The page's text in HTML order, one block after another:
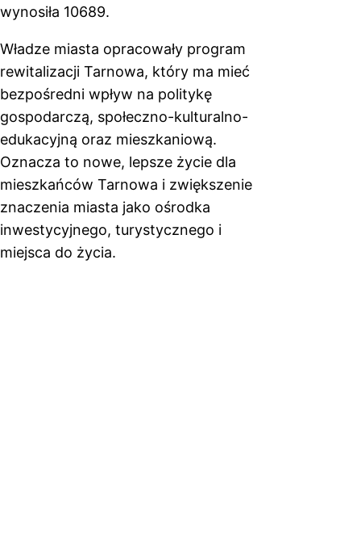
wynosiła 10689.
Władze miasta opracowały program
rewitalizacji Tarnowa, który ma mieć
bezpośredni wpływ na politykę
gospodarczą, społeczno-kulturalno-
edukacyjną oraz mieszkaniową.
Oznacza to nowe, lepsze życie dla
mieszkańców Tarnowa i zwiększenie
znaczenia miasta jako ośrodka
inwestycyjnego, turystycznego i
miejsca do życia.